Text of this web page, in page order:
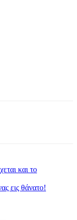
και το
εις θάνατο!